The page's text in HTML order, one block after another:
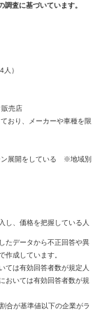
査に基づいています。
）
販売店
おり、メーカーや車種を限
ン展開をしている ※地域別
し、価格を把握している人
たデータから不正回答や異
作成しています。
ては有効回答者数が規定人
おいては有効回答者数が規
合が基準値以下の企業がラ